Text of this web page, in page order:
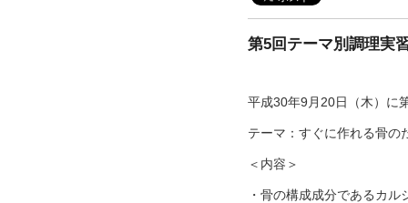
第5回テーマ別調理実
平成30年9月20日（木）に
テーマ：すぐに作れる骨の
＜内容＞
・骨の構成成分であるカ